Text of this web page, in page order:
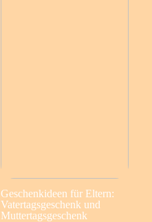
Geschenkideen für Eltern:
Vatertagsgeschenk und
Muttertagsgeschenk